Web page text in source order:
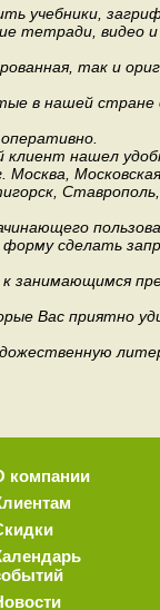
учебники,
тетради, видео и
так и
в нашей
нашел
сделать
занимающимся
Вас приятно
компании